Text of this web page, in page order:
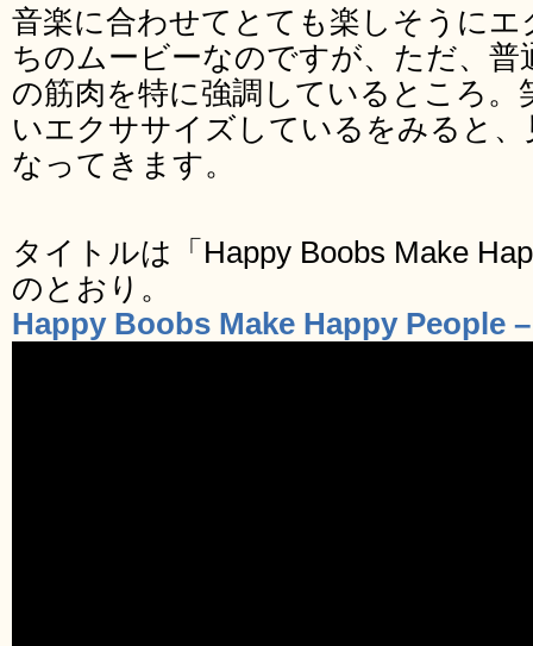
音楽に合わせてとても楽しそうに
ちのムービーなのですが、ただ、
の筋肉を特に強調しているところ
いエクササイズしているをみると
なってきます。
タイトルは「Happy Boobs Make
のとおり。
Happy Boobs Make Happy People